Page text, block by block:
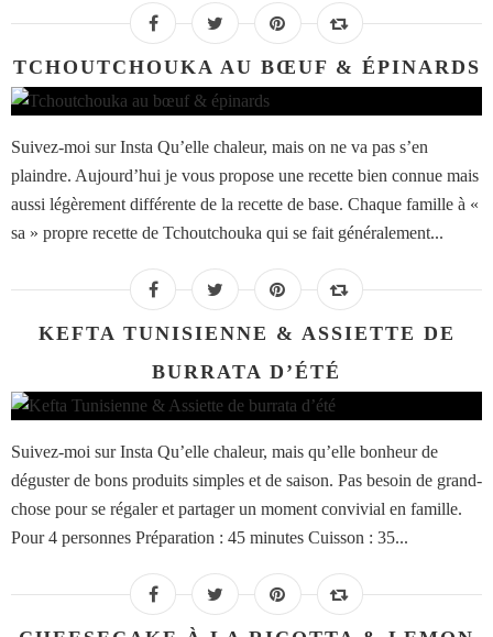
TCHOUTCHOUKA AU BŒUF & ÉPINARDS
Suivez-moi sur Insta Qu’elle chaleur, mais on ne va pas s’en
plaindre. Aujourd’hui je vous propose une recette bien connue mais
aussi légèrement différente de la recette de base. Chaque famille à «
sa » propre recette de Tchoutchouka qui se fait généralement...
KEFTA TUNISIENNE & ASSIETTE DE
BURRATA D’ÉTÉ
Suivez-moi sur Insta Qu’elle chaleur, mais qu’elle bonheur de
déguster de bons produits simples et de saison. Pas besoin de grand-
chose pour se régaler et partager un moment convivial en famille.
Pour 4 personnes Préparation : 45 minutes Cuisson : 35...